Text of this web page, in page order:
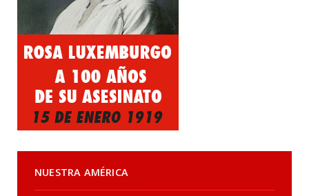
NUESTRA AMÉRICA